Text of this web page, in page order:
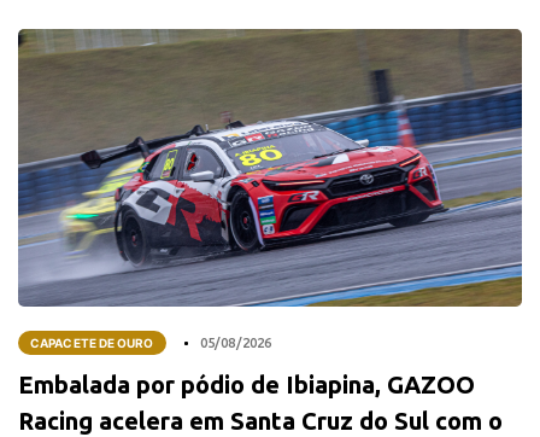
CAPACETE DE OURO 05/08/2026
Embalada por pódio de Ibiapina, GAZOO
Racing acelera em Santa Cruz do Sul com o